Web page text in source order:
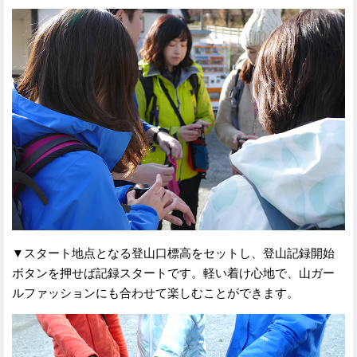
▼スタート地点となる登山口標高をセットし、登山記録開始
ボタンを押せば記録スタートです。軽い着け心地で、山ガー
ルファッションにも合わせて楽しむことができます。